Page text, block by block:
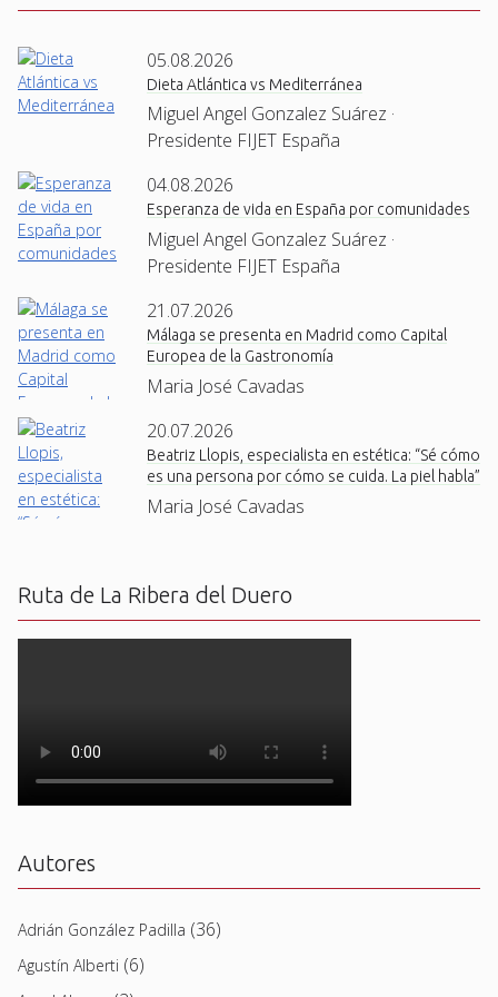
05.08.2026
Dieta Atlántica vs Mediterránea
Miguel Angel Gonzalez Suárez ·
Presidente FIJET España
04.08.2026
Esperanza de vida en España por comunidades
Miguel Angel Gonzalez Suárez ·
Presidente FIJET España
21.07.2026
Málaga se presenta en Madrid como Capital
Europea de la Gastronomía
Maria José Cavadas
20.07.2026
Beatriz Llopis, especialista en estética: “Sé cómo
es una persona por cómo se cuida. La piel habla”
Maria José Cavadas
Ruta de La Ribera del Duero
Autores
Adrián González Padilla (36)
Agustín Alberti (6)